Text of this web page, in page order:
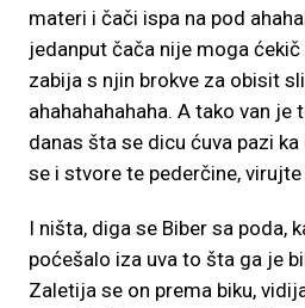
materi i čači ispa na pod
jedanput čača nije moga ćekič
zabija s njin brokve za obisit
ahahahahahaha. A tako van je
danas šta se dicu ćuva pazi
se i stvore te pederčine, virujte
I ništa, diga se Biber sa poda,
poćešalo iza uva to šta ga je
Zaletija se on prema biku,